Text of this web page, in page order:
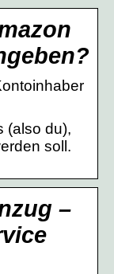
(also du),
soll.
–